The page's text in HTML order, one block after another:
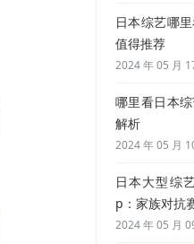
日本综艺哪
值得推荐
2024 年 05 月
哪里看日本
解析
2024 年 05 月
日本大型综
p：家族对抗
2024 年 05 月